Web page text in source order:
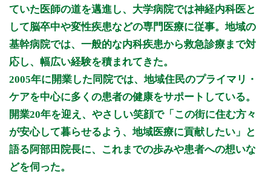
15:00～18:00
● ● ● ●
休診日: 水、日、祝
備考: 在宅診療・往診も行っております。
※診療時間や臨時休診・診療内容等について、事前に必ず医療
機関ホームページ、またはお電話にてご確認ください。
>>病院なびで医療機関の詳細を見る
公式HPはこちら
ていた医師の道を邁進し、大学病院では神経内科医と
して脳卒中や変性疾患などの専門医療に従事。地域の
基幹病院では、一般的な内科疾患から救急診療まで対
応し、幅広い経験を積まれてきた。
2005年に開業した同院では、地域住民のプライマリ・
ケアを中心に多くの患者の健康をサポートしている。
開業20年を迎え、やさしい笑顔で「この街に住む方々
が安心して暮らせるよう、地域医療に貢献したい」と
語る阿部田院長に、これまでの歩みや患者への想いな
どを伺った。